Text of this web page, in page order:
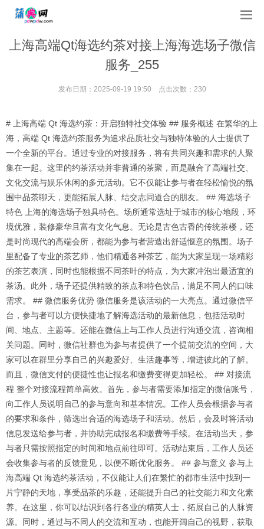
上海高端Qt海选约茶对接上海海选场子微信
服务_255
发布日期：2025-09-19 19:50 点击次数：230
# 上海高端 Qt 海选约茶：开启独特社交体验 ## 服务概述 在繁华的上
海，高端 Qt 海选约茶服务为追求品质社交与独特体验的人士提供了
一个全新的平台。通过专业的对接服务，将有共同兴趣和需求的人聚
集在一起。这里的约茶活动并非普通的茶聚，而是融合了高端社交、
文化交流与娱乐休闲的多元活动。它不仅能让参与者在轻松愉悦的氛
围中品茶聊天，更能拓展人脉、结交志同道合的朋友。 ## 海选场子
特色 上海的海选场子独具特色。场所通常选址于城市的核心地段，环
境优雅，装修豪华且富有文化气息。无论是古色古香的传统茶楼，还
是时尚现代的高端会所，都能为参与者营造出舒适惬意的氛围。场子
里配备了专业的茶艺师，他们精通各种茶艺，能为大家呈现一场精彩
的茶艺表演，同时也能根据不同茶叶的特点，为大家冲泡出最适宜的
茶汤。此外，场子还提供精致的茶点和特色饮品，满足不同人的口味
需求。 ## 微信服务优势 微信服务是该活动的一大亮点。通过微信平
台，参与者可以方便快捷地了解海选活动的最新信息，包括活动时
间、地点、主题等。还能在微信上与工作人员进行沟通交流，咨询相
关问题。同时，微信社群也为参与者提供了一个提前交流的空间，大
家可以在群里分享自己的兴趣爱好、生活趣事等，增进彼此的了解。
而且，微信支付的便捷性也让报名和缴费变得更加轻松。 ## 对接流
程 整个对接流程简单高效。首先，参与者需要添加指定的微信账号，
向工作人员说明自己的参与意向和基本情况。工作人员会根据参与者
的要求和条件，筛选出合适的海选场子和活动。然后，会及时将活动
信息发送给参与者，并协助完成报名和缴费等手续。在活动当天，参
与者只需按照指定的时间和地点前往即可。活动结束后，工作人员还
会收集参与者的反馈意见，以便不断优化服务。 ## 参与意义 参与上
海高端 Qt 海选约茶活动，不仅能让人们在繁忙的都市生活中找到一
片宁静的天地，享受品茶的乐趣，还能提升自己的社交能力和文化素
养。在这里，你可以结识到各行各业的精英人士，拓展自己的人脉资
源。同时，通过与不同人的交流和互动，也能开阔自己的视野，获取